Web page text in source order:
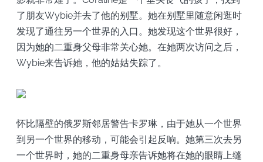
了朋友Wybie并去了他的别墅。她在别墅里随意闲逛时
发现了通往另一个世界的入口。她发现这个世界很好，
因为她的二重身父母非常关心她。在她两次访问之后，
Wybie来告诉她，他的姑姑失踪了。
怀比隔壁的俄罗斯邻居警告卡罗琳，由于她从一个世界
到另一个世界的移动，可能会引起反响。她第三次去另
一个世界时，她的二重身母亲告诉她将在她的眼睛上缝